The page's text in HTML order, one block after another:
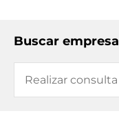
Buscar empresa